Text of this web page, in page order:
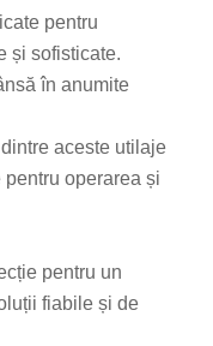
pentru
și sofisticate.
în anumite
aceste utilaje
operarea și
pentru un
fiabile și de